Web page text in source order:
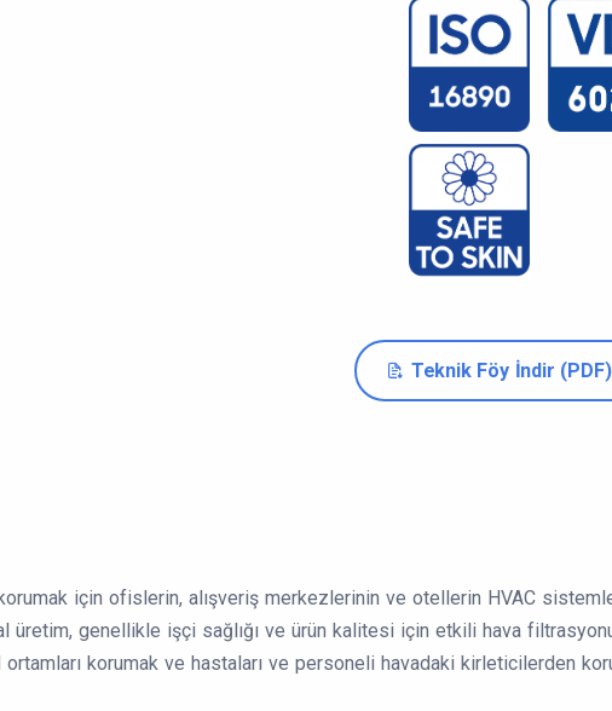
Teknik Föy İndir (PDF)
için ofislerin, alışveriş merkezlerinin ve otellerin HVAC
üretim, genellikle işçi sağlığı ve ürün kalitesi için etkili hava
korumak ve hastaları ve personeli havadaki kirleticilerden